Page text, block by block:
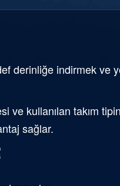
derinliğe indirmek ve
ve kullanılan takım
sağlar.